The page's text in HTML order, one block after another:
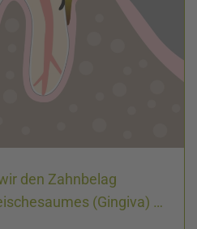
den Zahnbelag
(Gingiva) …